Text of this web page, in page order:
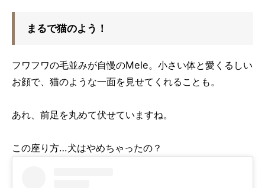
まるで猫のよう！
フワフワの毛並みが自慢のMele。小さい体と愛くるしい
お顔で、猫のような一面を見せてくれることも。
あれ、前足を丸めて伏せていますね。
この座り方…犬はやめちゃったの？